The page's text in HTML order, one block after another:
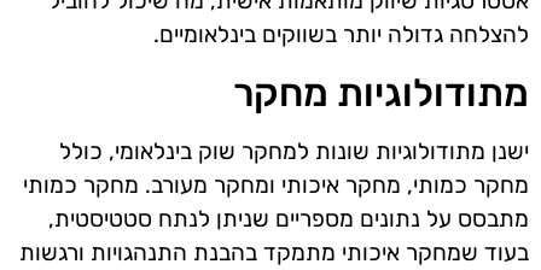
להצלחה גדולה יותר בשווקים בינלאומיים.
מתודולוגיות מחקר
ישנן מתודולוגיות שונות למחקר שוק בינלאומי, כולל
מחקר כמותי, מחקר איכותי ומחקר מעורב. מחקר כמותי
מתבסס על נתונים מספריים שניתן לנתח סטטיסטית,
בעוד שמחקר איכותי מתמקד בהבנת התנהגויות ורגשות